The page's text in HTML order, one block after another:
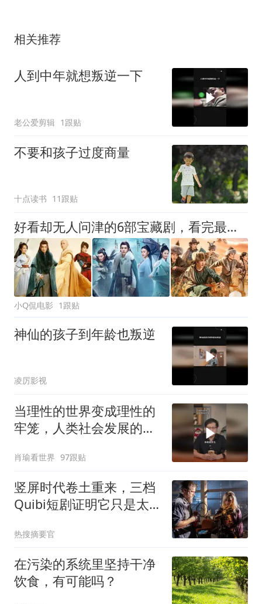
相关推荐
人到中年就想叛逆一下
老公爱剪辑 1跟贴
不要和孩子过度商量
十点读书 11跟贴
好看却无人问津的6部宝藏剧，看完最后一部其他都是浮云
小Q侃电影 1跟贴
神仙的孩子到年龄也叛逆
凌厉影视
当理性的世界变成理性的
牢笼，人类社会发展的张
理想共传统一色
肖瑜看世界 97跟贴
竖屏时代卷土重来，三档
Quibi短剧证明它只是太
热搜摘要官
在污染的系统里坚持干净
饮食，有可能吗？